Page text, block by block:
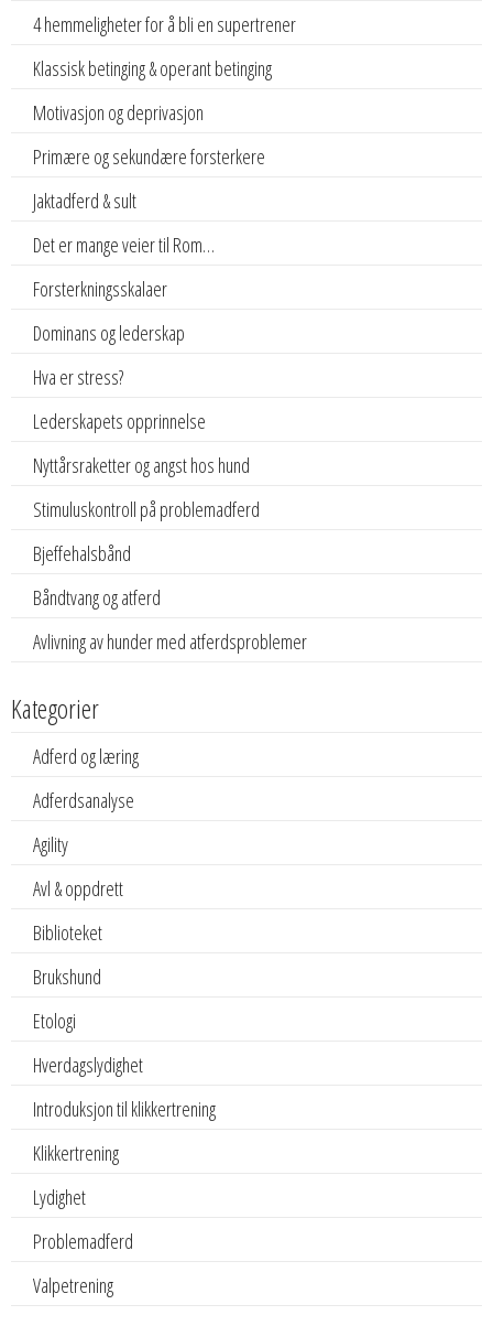
4 hemmeligheter for å bli en supertrener
Klassisk betinging & operant betinging
Motivasjon og deprivasjon
Primære og sekundære forsterkere
Jaktadferd & sult
Det er mange veier til Rom…
Forsterkningsskalaer
Dominans og lederskap
Hva er stress?
Lederskapets opprinnelse
Nyttårsraketter og angst hos hund
Stimuluskontroll på problemadferd
Bjeffehalsbånd
Båndtvang og atferd
Avlivning av hunder med atferdsproblemer
Kategorier
Adferd og læring
Adferdsanalyse
Agility
Avl & oppdrett
Biblioteket
Brukshund
Etologi
Hverdagslydighet
Introduksjon til klikkertrening
Klikkertrening
Lydighet
Problemadferd
Valpetrening